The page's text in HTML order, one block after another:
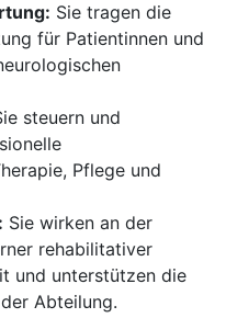
Sie tragen die
für Patientinnen und
steuern und
Pflege und
Sie wirken an der
rehabilitativer
und unterstützen die
Abteilung.